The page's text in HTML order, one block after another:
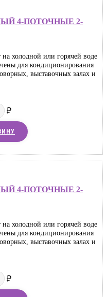
4-ПОТОЧНЫЕ 2-
холодной или горячей воде
для кондиционирования
выставочных залах и
₽
4-ПОТОЧНЫЕ 2-
холодной или горячей воде
для кондиционирования
выставочных залах и
₽